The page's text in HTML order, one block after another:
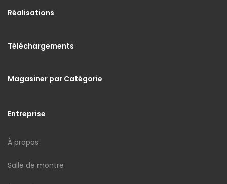
Réalisations
Téléchargements
Magasiner par Catégorie
Entreprise
À propos
Salle de montre